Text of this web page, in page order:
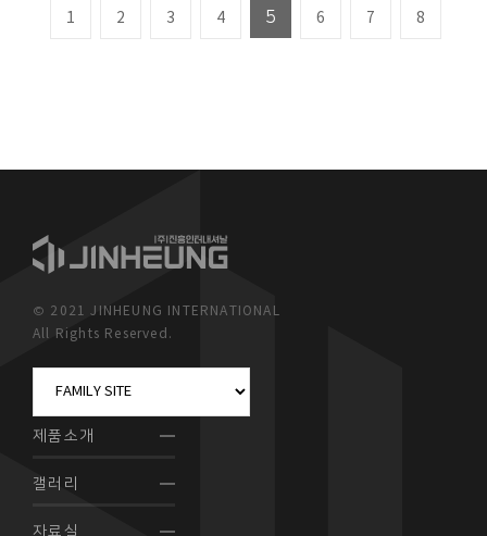
1 2 3 4 5 6 7 8
© 2021 JINHEUNG INTERNATIONAL
All Rights Reserved.
제품소개
갤러리
자료실